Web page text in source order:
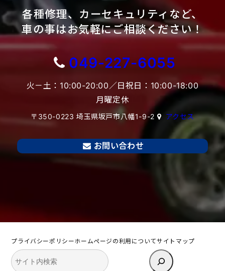
各種修理、カーセキュリティなど、
車の事はお気軽にご相談ください！
049-227-6055
火－土：10:00-20:00／日祝日：10:00-18:00
月曜定休
〒350-0223 埼玉県坂戸市八幡1-9-2 アクセス
お問い合わせ
プライバシーポリシーホームページの利用についてサイトマップ
検